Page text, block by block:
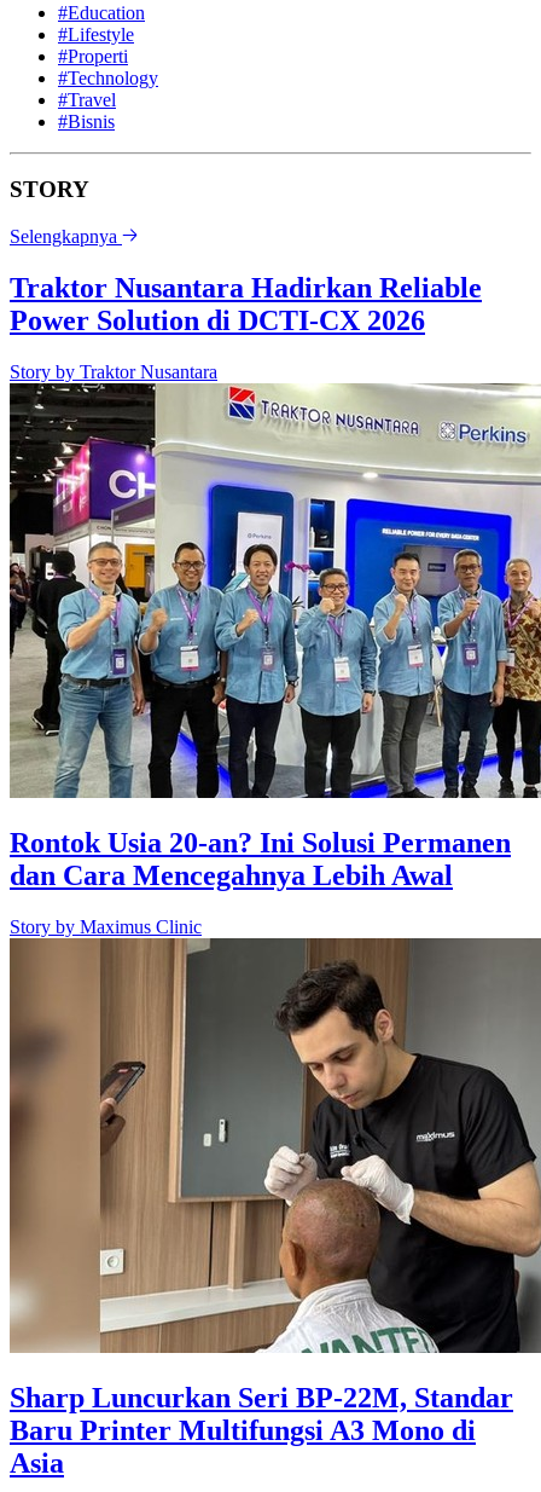
#Education
#Lifestyle
#Properti
#Technology
#Travel
#Bisnis
STORY
Selengkapnya
Traktor Nusantara Hadirkan Reliable
Power Solution di DCTI-CX 2026
Story by Traktor Nusantara
Rontok Usia 20-an? Ini Solusi Permanen
dan Cara Mencegahnya Lebih Awal
Story by Maximus Clinic
Sharp Luncurkan Seri BP-22M, Standar
Baru Printer Multifungsi A3 Mono di
Asia